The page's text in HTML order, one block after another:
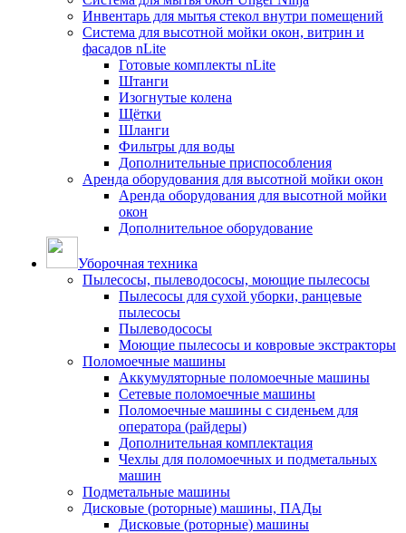
Инвентарь для мытья стекол внутри помещений
Система для высотной мойки окон, витрин и
фасадов nLite
Готовые комплекты nLite
Штанги
Изогнутые колена
Щётки
Шланги
Фильтры для воды
Дополнительные приспособления
Аренда оборудования для высотной мойки окон
Аренда оборудования для высотной мойки
окон
Дополнительное оборудование
Уборочная техника
Пылесосы, пылеводососы, моющие пылесосы
Пылесосы для сухой уборки, ранцевые
пылесосы
Пылеводососы
Моющие пылесосы и ковровые экстракторы
Поломоечные машины
Аккумуляторные поломоечные машины
Сетевые поломоечные машины
Поломоечные машины с сиденьем для
оператора (райдеры)
Дополнительная комплектация
Чехлы для поломоечных и подметальных
машин
Подметальные машины
Дисковые (роторные) машины, ПАДы
Дисковые (роторные) машины